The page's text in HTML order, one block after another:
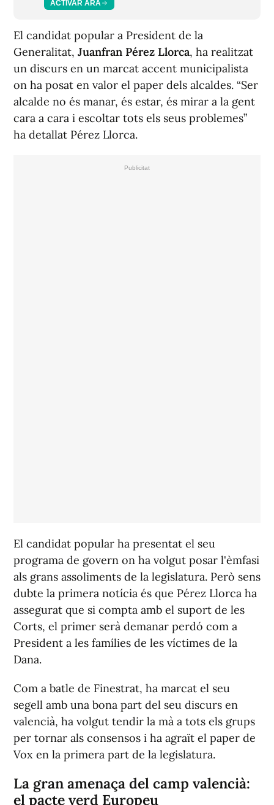
ACTIVAR ARA
El candidat popular a President de la
Generalitat, Juanfran Pérez Llorca, ha realitzat
un discurs en un marcat accent municipalista
on ha posat en valor el paper dels alcaldes. “Ser
alcalde no és manar, és estar, és mirar a la gent
cara a cara i escoltar tots els seus problemes”
ha detallat Pérez Llorca.
El candidat popular ha presentat el seu
programa de govern on ha volgut posar l'èmfasi
als grans assoliments de la legislatura. Però sens
dubte la primera notícia és que Pérez Llorca ha
assegurat que si compta amb el suport de les
Corts, el primer serà demanar perdó com a
President a les famílies de les víctimes de la
Dana.
Com a batle de Finestrat, ha marcat el seu
segell amb una bona part del seu discurs en
valencià, ha volgut tendir la mà a tots els grups
per tornar als consensos i ha agraït el paper de
Vox en la primera part de la legislatura.
La gran amenaça del camp valencià:
el pacte verd Europeu